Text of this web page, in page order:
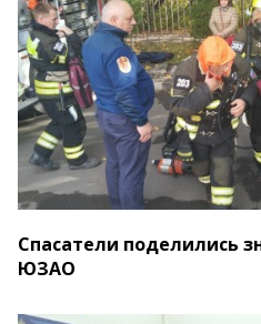
Спасатели поделились
ЮЗАО